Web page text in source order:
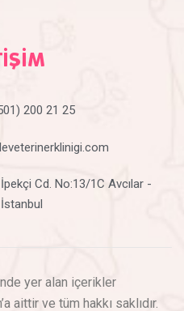
200 21 25
Cd. No:13/1C Avcılar -
İstanbul
yer alan içerikler
aittir ve tüm hakkı saklıdır.